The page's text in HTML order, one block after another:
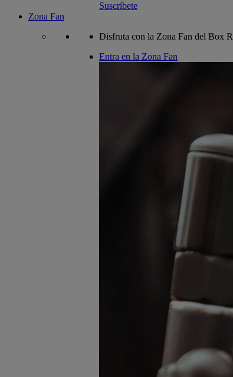
Suscríbete
Zona Fan
Disfruta con la Zona Fan del Box
Entra en la Zona Fan